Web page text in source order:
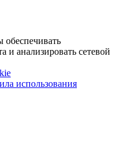
и анализировать сетевой
использования